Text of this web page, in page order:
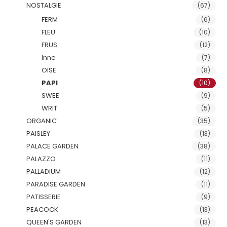
NOSTALGIE (67)
FERM (6)
FLEU (10)
FRUS (12)
Inne (7)
OISE (8)
PAPI (10)
SWEE (9)
WRIT (5)
ORGANIC (35)
PAISLEY (13)
PALACE GARDEN (38)
PALAZZO (11)
PALLADIUM (12)
PARADISE GARDEN (11)
PATISSERIE (9)
PEACOCK (13)
QUEEN'S GARDEN (13)